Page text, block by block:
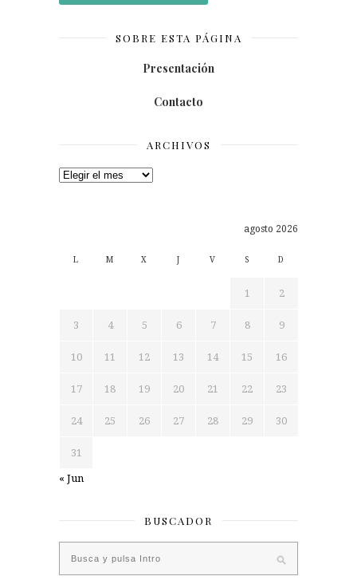
SOBRE ESTA PÁGINA
Presentación
Contacto
ARCHIVOS
Archivos
agosto 2026
L M X J V S D
1 2
3 4 5 6 7 8 9
10 11 12 13 14 15 16
17 18 19 20 21 22 23
24 25 26 27 28 29 30
31
« Jun
BUSCADOR